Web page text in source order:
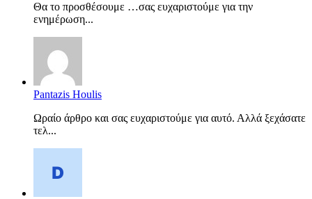
Θα το προσθέσουμε …σας ευχαριστούμε για την
ενημέρωση...
Pantazis Houlis
Ωραίο άρθρο και σας ευχαριστούμε για αυτό. Αλλά ξεχάσατε
τελ...